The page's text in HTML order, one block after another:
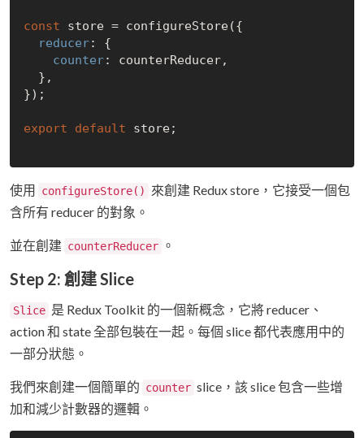
const store = configureStore({
reducer: {
counter: counterReducer,
});
export default store;
使用 configureStore()
來創建 Redux store，它接受一個包
含所有 reducer 的對象。
並在創建 counterReducer 。
Step 2: 創建 Slice
Slice 是 Redux Toolkit 的一個新概念，它將 reducer、
action 和 state 全部包裝在一起。每個 slice 都代表應用中的
一部分狀態。
我們來創建一個簡單的 counter slice，該 slice 包含一些增
加和減少計數器的邏輯。